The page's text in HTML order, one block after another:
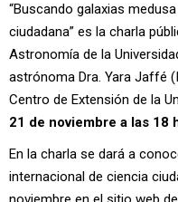
“Buscando galaxias
ciudadana” es la charla
Astronomía de la
astrónoma Dra. Yara Jaffé
Centro de Extensión de la
21 de noviembre a las 18
En la charla se dará a
internacional de ciencia